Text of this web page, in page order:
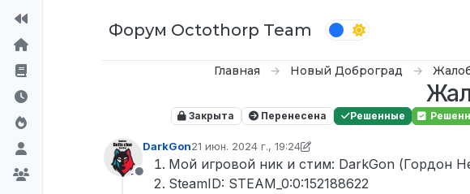
Форум Octothorp Team
Главная Новый Доброград
Закрыта Перенесена Решенные
Не в сети
DarkGon21 июн. 2024 г., 19:24
отредактировано Tekoy
Мой игровой ник и стим: DarkGon (Гордон
SteamID: STEAM_0:0:152188622